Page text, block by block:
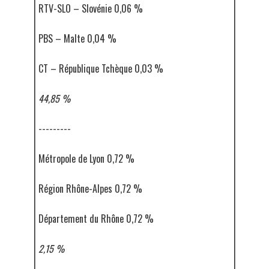
RTV-SLO – Slovénie 0,06 %
PBS – Malte 0,04 %
CT – République Tchèque 0,03 %
44,85 %
---------
Métropole de Lyon 0,72 %
Région Rhône-Alpes 0,72 %
Département du Rhône 0,72 %
2,15 %